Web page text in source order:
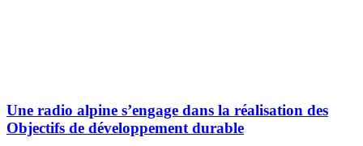
Une radio alpine s’engage dans la réalisation des
Objectifs de développement durable